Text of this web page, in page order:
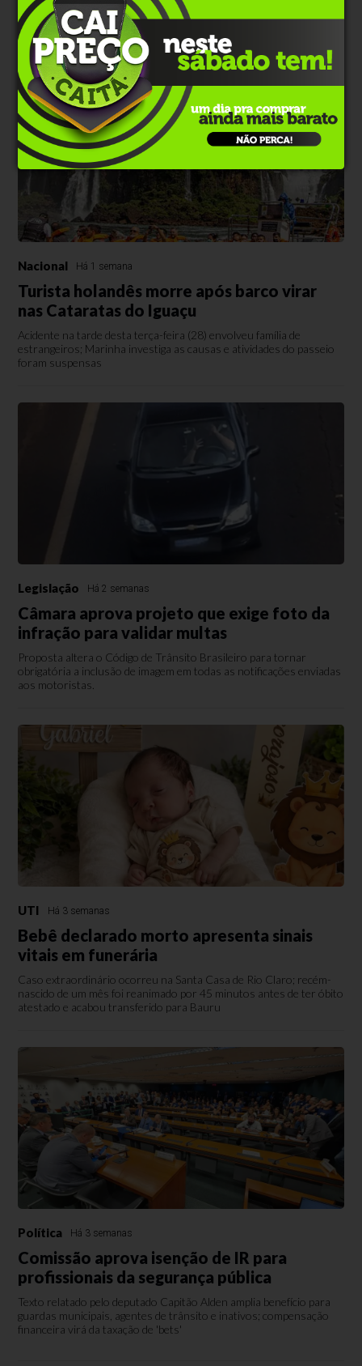
Nova legislação autoriza transferência automática para a conta do
beneficiário nos casos em que o desconto em folha de pagamento
não for possível
Nacional Há 1 semana
Turista holandês morre após barco virar
nas Cataratas do Iguaçu
Acidente na tarde desta terça-feira (28) envolveu família de
estrangeiros; Marinha investiga as causas e atividades do passeio
foram suspensas
Legislação Há 2 semanas
Câmara aprova projeto que exige foto da
infração para validar multas
Proposta altera o Código de Trânsito Brasileiro para tornar
obrigatória a inclusão de imagem em todas as notificações enviadas
aos motoristas.
UTI Há 3 semanas
Bebê declarado morto apresenta sinais
vitais em funerária
Caso extraordinário ocorreu na Santa Casa de Rio Claro; recém-
nascido de um mês foi reanimado por 45 minutos antes de ter óbito
atestado e acabou transferido para Bauru
Política Há 3 semanas
Comissão aprova isenção de IR para
profissionais da segurança pública
Texto relatado pelo deputado Capitão Alden amplia benefício para
guardas municipais, agentes de trânsito e inativos; compensação
financeira virá da taxação de 'bets'